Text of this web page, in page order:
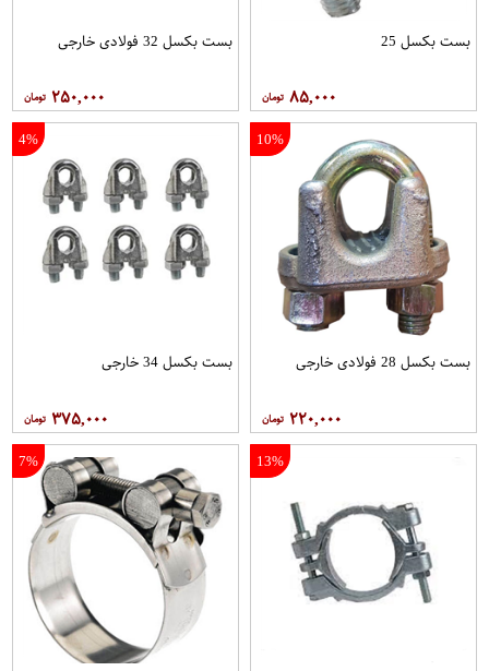
بست بکسل 25
۸۵,۰۰۰
بست بکسل 32 فولادی خارجی
۲۵۰,۰۰۰
10%
بست بکسل 28 فولادی خارجی
۲۲۰,۰۰۰
4%
بست بکسل 34 خارجی
۳۷۵,۰۰۰
13%
7%